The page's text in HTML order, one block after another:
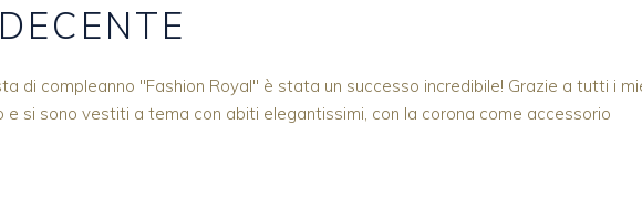
di compleanno "Fashion Royal" è stata un successo incredibile! Grazie a tutti i
e si sono vestiti a tema con abiti elegantissimi, con la corona come accessorio